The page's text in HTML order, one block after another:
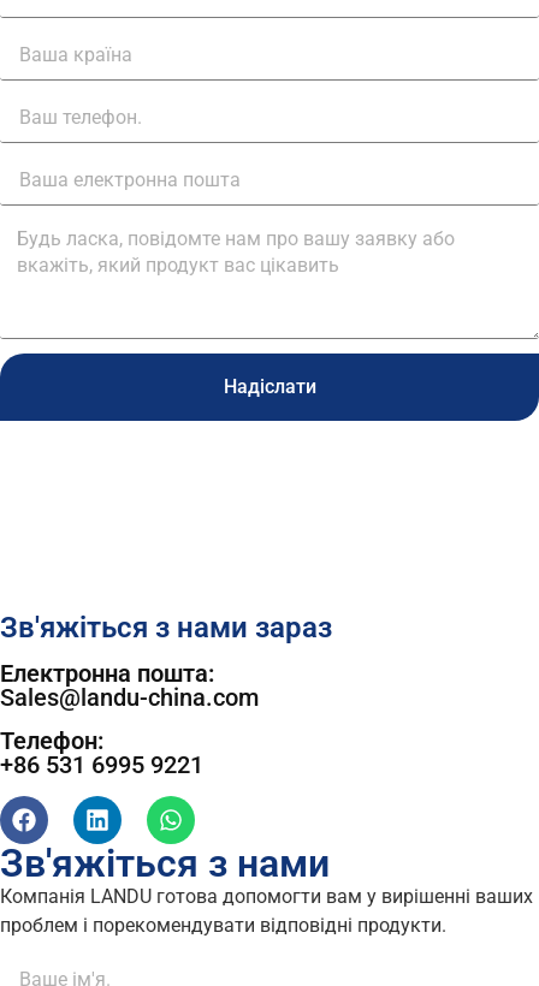
Надіслати
Зв'яжіться з нами зараз
Електронна пошта:
Sales@landu-china.com
Телефон:
+86 531 6995 9221
Зв'яжіться з нами
Компанія LANDU готова допомогти вам у вирішенні ваших
проблем і порекомендувати відповідні продукти.